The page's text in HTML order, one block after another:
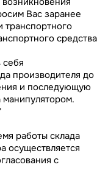
Вас заранее
транспортного
средства
себя
производителя до
и последующую
манипулятором.
работы склада
осуществляется
с